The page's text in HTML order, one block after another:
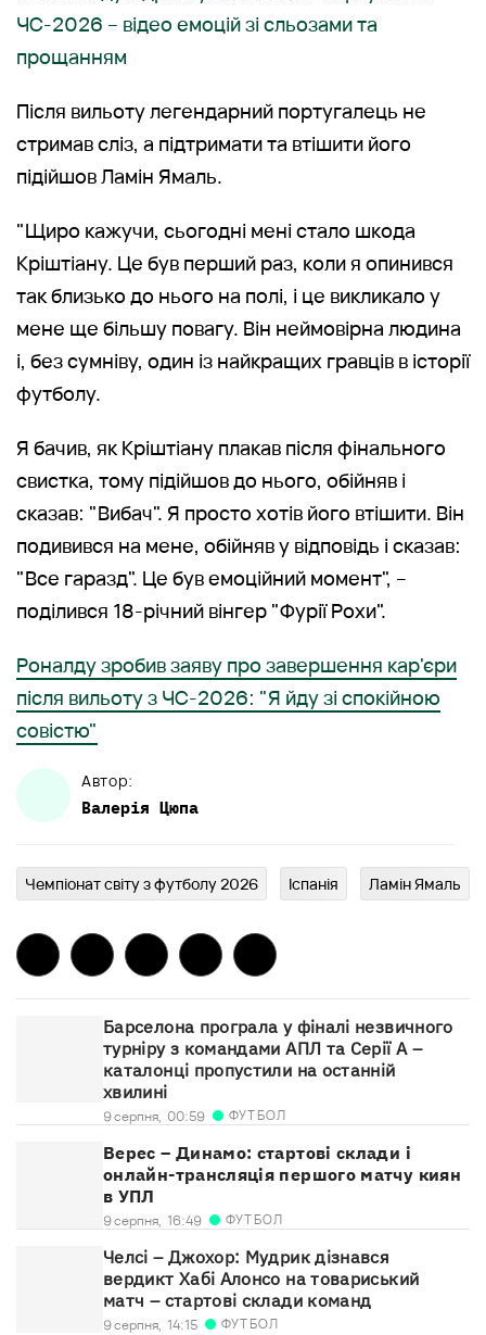
ЧС-2026 – відео емоцій зі сльозами та
прощанням
Після вильоту легендарний португалець не
стримав сліз, а підтримати та втішити його
підійшов Ламін Ямаль.
"Щиро кажучи, сьогодні мені стало шкода
Кріштіану. Це був перший раз, коли я опинився
так близько до нього на полі, і це викликало у
мене ще більшу повагу. Він неймовірна людина
і, без сумніву, один із найкращих гравців в історії
футболу.
Я бачив, як Кріштіану плакав після фінального
свистка, тому підійшов до нього, обійняв і
сказав: "Вибач". Я просто хотів його втішити. Він
подивився на мене, обійняв у відповідь і сказав:
"Все гаразд". Це був емоційний момент", –
поділився 18-річний вінгер "Фурії Рохи".
Роналду зробив заяву про завершення кар'єри
після вильоту з ЧС-2026: "Я йду зі спокійною
совістю"
Автор:
Валерія Цюпа
Чемпіонат світу з футболу 2026 Іспанія Ламін Ямаль
Барселона програла у фіналі незвичного
турніру з командами АПЛ та Серії А –
каталонці пропустили на останній
хвилині
9 серпня, 00:59 ФУТБОЛ
Верес – Динамо: стартові склади і
онлайн-трансляція першого матчу киян
в УПЛ
9 серпня, 16:49 ФУТБОЛ
Челсі – Джохор: Мудрик дізнався
вердикт Хабі Алонсо на товариський
матч – стартові склади команд
9 серпня, 14:15 ФУТБОЛ